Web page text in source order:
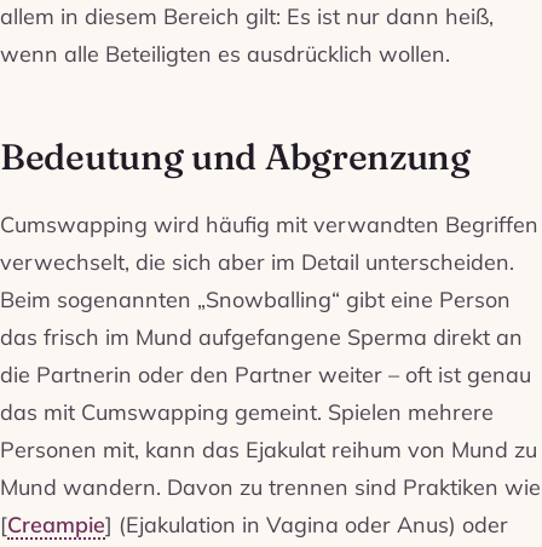
allem in diesem Bereich gilt: Es ist nur dann heiß,
wenn alle Beteiligten es ausdrücklich wollen.
Bedeutung und Abgrenzung
Cumswapping wird häufig mit verwandten Begriffen
verwechselt, die sich aber im Detail unterscheiden.
Beim sogenannten „Snowballing“ gibt eine Person
das frisch im Mund aufgefangene Sperma direkt an
die Partnerin oder den Partner weiter – oft ist genau
das mit Cumswapping gemeint. Spielen mehrere
Personen mit, kann das Ejakulat reihum von Mund zu
Mund wandern. Davon zu trennen sind Praktiken wie
[Creampie] (Ejakulation in Vagina oder Anus) oder